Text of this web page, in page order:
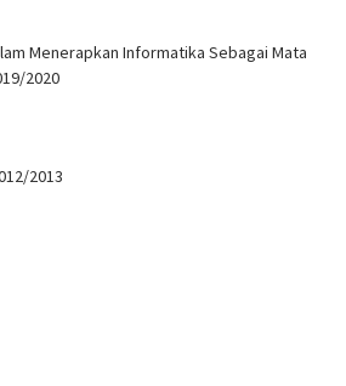
Menerapkan Informatika Sebagai Mata
2020
2013